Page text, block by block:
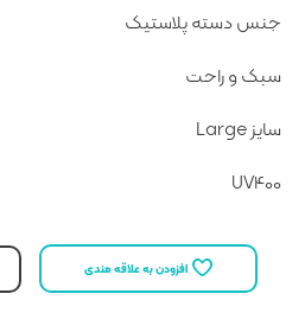
جنس دسته پلاستیک
سبک و راحت
سایز Large
UV400
افزودن به علاقه مندی